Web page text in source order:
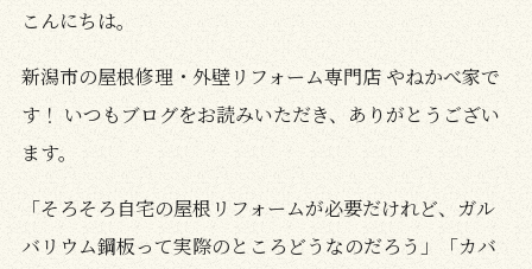
こんにちは。
新潟市の屋根修理・外壁リフォーム専門店 やねかべ家で
す！ いつもブログをお読みいただき、ありがとうござい
ます。
「そろそろ自宅の屋根リフォームが必要だけれど、ガル
バリウム鋼板って実際のところどうなのだろう」「カバ